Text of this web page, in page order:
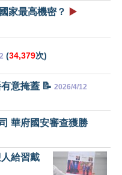
家最高機密？ ▶️
(34,379次)
意掩蓋 📝 2026/4/12
華府國安審查獲勝
給習戴